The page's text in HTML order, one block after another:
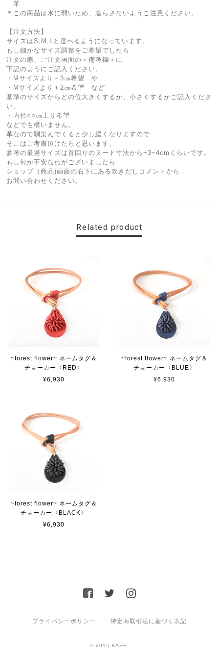
革
＊この商品は水に弱いため、濡らさないようご注意ください。
【注文方法】
サイズはS,M,Lと選べるようになっています。
もし細かなサイズ調整をご希望でしたら
注文の際、ご注文画面の＜備考欄＞に
下記のようにご記入ください。
・Mサイズより－3㎝希望 や
・Mサイズより＋2㎝希望 など
基準のサイズからどの位大きくするか、小さくするかご記入くださ
い。
・内径○○㎝上り希望
などでも構いません。
革なので馴染んでくると少し緩くなりますので
そこはご考慮頂けたらと思います。
参考の最適サイズは首回りのヌード寸法から+3~4cmくらいです。
もし何か不安な点がございましたら
ショップ（商品)画面の右下にある吹きだしコメントから
お問い合わせください。
Related product
~forest flower~ ネームタグ＆
チョーカー〈RED〉
¥6,930
~forest flower~ ネームタグ＆
チョーカー〈BLUE〉
¥6,930
~forest flower~ ネームタグ＆
チョーカー〈BLACK〉
¥6,930
プライバシーポリシー 特定商取引法に基づく表記
© 2015 BASE.